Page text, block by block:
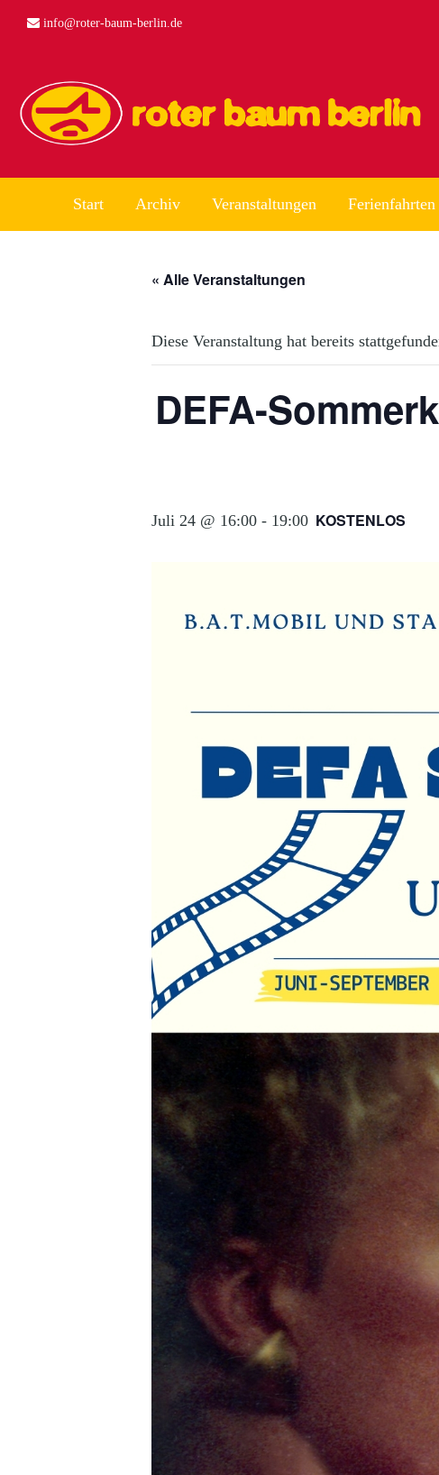
info@roter-baum-berlin.de
Start Archiv Veranstaltungen Ferienfahrten
« Alle Veranstaltungen
Diese Veranstaltung hat bereits
DEFA-
Juli 24 @ 16:00 - 19:00 KOSTENLOS